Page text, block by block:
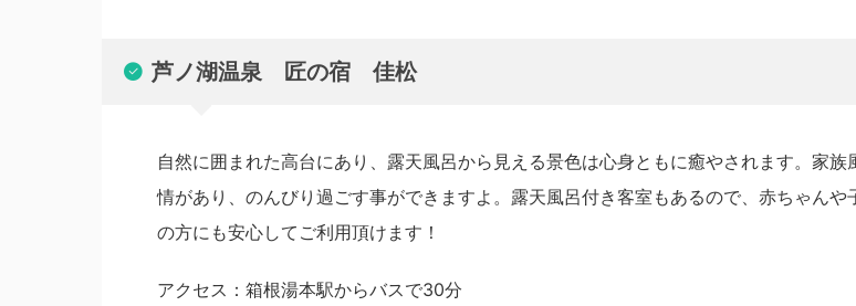
芦ノ湖温泉 匠の宿 佳松
自然に囲まれた高台にあり、露天風呂から見える景色は心身ともに癒やされます。家族
情があり、のんびり過ごす事ができますよ。露天風呂付き客室もあるので、赤ちゃんや
の方にも安心してご利用頂けます！
アクセス：箱根湯本駅からバスで30分